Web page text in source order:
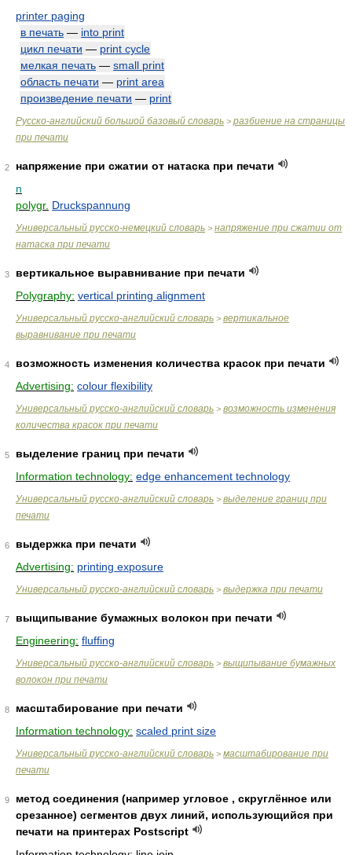
printer paging
в печать — into print
цикл печати — print cycle
мелкая печать — small print
область печати — print area
произведение печати — print
Русско-английский большой базовый словарь > разбиение на страницы
при печати
2
напряжение при сжатии от натаска при печати
n
polygr. Druckspannung
Универсальный русско-немецкий словарь > напряжение при сжатии от
натаска при печати
3
вертикальное выравнивание при печати
Polygraphy: vertical printing alignment
Универсальный русско-английский словарь > вертикальное
выравнивание при печати
4
возможность изменения количества красок при печати
Advertising: colour flexibility
Универсальный русско-английский словарь > возможность изменения
количества красок при печати
5
выделение границ при печати
Information technology: edge enhancement technology
Универсальный русско-английский словарь > выделение границ при
печати
6
выдержка при печати
Advertising: printing exposure
Универсальный русско-английский словарь > выдержка при печати
7
выщипывание бумажных волокон при печати
Engineering: fluffing
Универсальный русско-английский словарь > выщипывание бумажных
волокон при печати
8
масштабирование при печати
Information technology: scaled print size
Универсальный русско-английский словарь > масштабирование при
печати
9
метод соединения (например угловое , скруглённое или
срезанное) сегментов двух линий, использующийся при
печати на принтерах Postscript